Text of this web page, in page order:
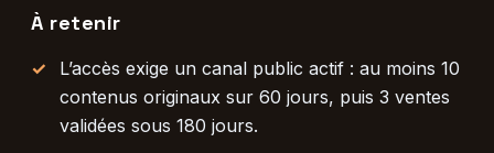
À retenir
L’accès exige un canal public actif : au moins 10
contenus originaux sur 60 jours, puis 3 ventes
validées sous 180 jours.